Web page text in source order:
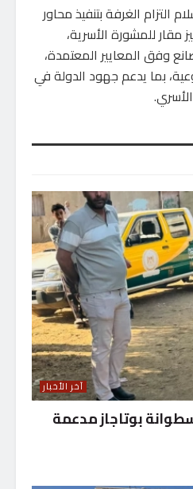
التزام الغرفة بتنفيذ محاور
مقار للمشورة الأسرية،
وفق المعايير المعتمدة،
بما يدعم جهود الدولة في
آخر الأخبار
ضبط 395 أسطوانة بوتاجاز مدعمة